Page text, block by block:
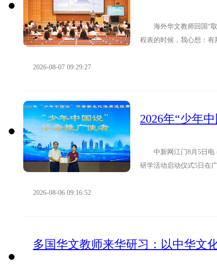
海外华文教师回国“取
程表的时候，我心想：
2026-08-07 09:29:27
中新网江门8月5日电 (
研学活动启动仪式5日在
2026-08-06 09:16:52
多国华文教师来华研习：以中华文